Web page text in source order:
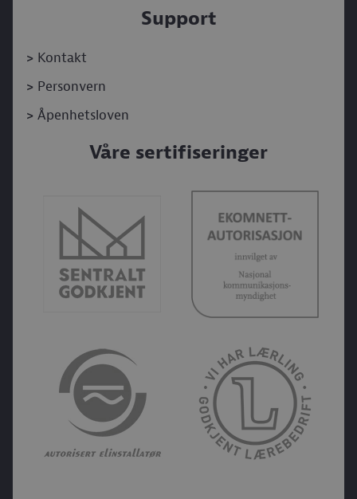
Support
> Kontakt
> Personvern
> Åpenhetsloven
Våre sertifiseringer